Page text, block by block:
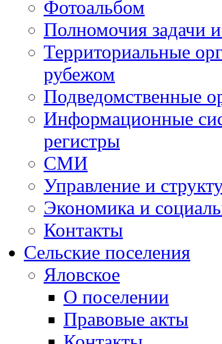
Фотоальбом
Полномочия задачи
Территориальные
рубежом
Подведомственные
Информационные
регистры
СМИ
Управление и
Экономика и
Контакты
Сельские поселения
Яловское
О поселении
Правовые акты